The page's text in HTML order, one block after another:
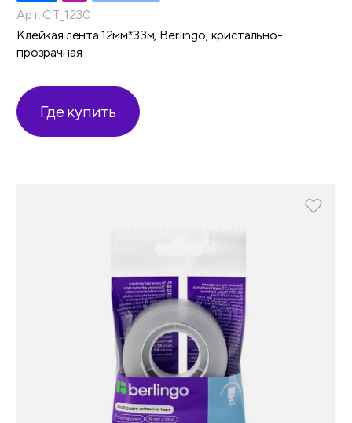
Арт. CT_1230
Клейкая лента 12мм*33м, Berlingo, кристально-
прозрачная
Где купить